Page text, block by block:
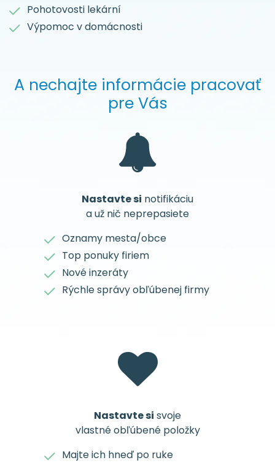
Pohotovosti lekární
Výpomoc v domácnosti
A nechajte informácie pracovať
pre Vás
Nastavte si notifikáciu
a už nič neprepasiete
Oznamy mesta/obce
Top ponuky firiem
Nové inzeráty
Rýchle správy obľúbenej firmy
Nastavte si svoje
vlastné obľúbené položky
Majte ich hneď po ruke